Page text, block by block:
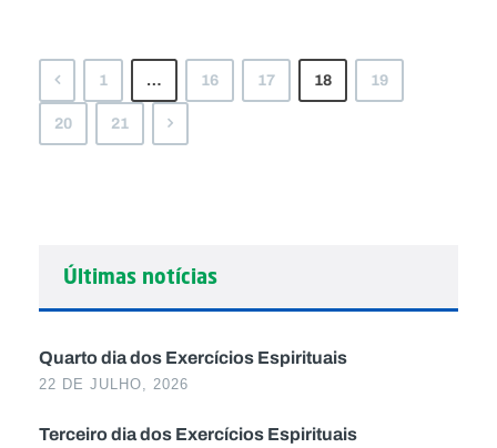
1 … 16 17 18
19
20
21
Últimas notícias
Quarto dia dos Exercícios Espirituais
22 DE JULHO, 2026
Terceiro dia dos Exercícios Espirituais